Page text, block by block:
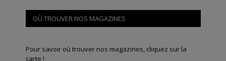
OÙ TROUVER NOS MAGAZINES
Pour savoir où trouver nos magazines, cliquez sur la
carte !